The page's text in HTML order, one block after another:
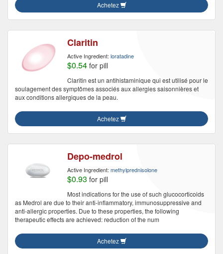
Achetez
Claritin
Active Ingredient: loratadine
$0.54 for pill
Claritin est un antihistaminique qui est utilisé pour le
soulagement des symptômes associés aux allergies saisonnières et
aux conditions allergiques de la peau.
Achetez
Depo-medrol
Active Ingredient: methylprednisolone
$0.93 for pill
Most indications for the use of such glucocorticoids
as Medrol are due to their anti-inflammatory, immunosuppressive and
anti-allergic properties. Due to these properties, the following
therapeutic effects are achieved: reduction of the num
Achetez